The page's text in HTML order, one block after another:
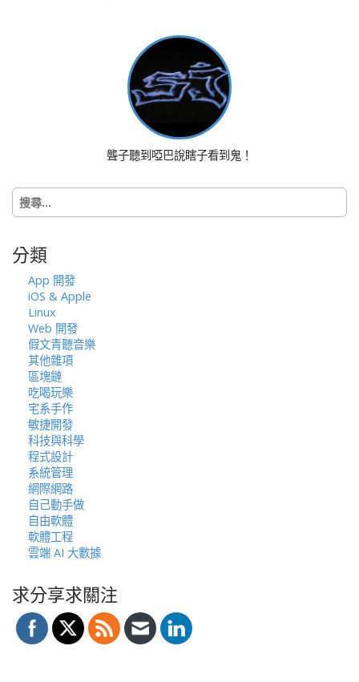
聾子聽到啞巴說瞎子看到鬼！
搜
尋
字:
分類
App 開發
iOS & Apple
Linux
Web 開發
假文青聽音樂
其他雜項
區塊鏈
吃喝玩樂
宅系手作
敏捷開發
科技與科學
程式設計
系統管理
網際網路
自己動手做
自由軟體
軟體工程
雲端 AI 大數據
求分享求關注